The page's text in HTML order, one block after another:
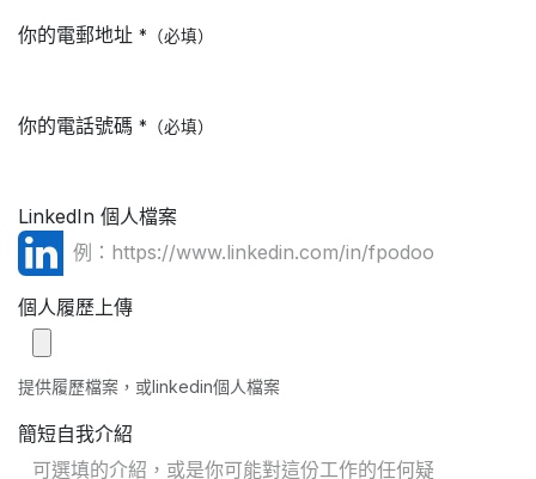
你的電郵地址 *（必填）
你的電話號碼 *（必填）
LinkedIn 個人檔案
個人履歷上傳
提供履歷檔案，或linkedin個人檔案
簡短自我介紹